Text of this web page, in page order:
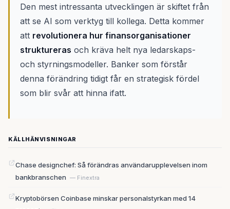
Den mest intressanta utvecklingen är skiftet från
att se AI som verktyg till kollega. Detta kommer
att revolutionera hur finansorganisationer
struktureras och kräva helt nya ledarskaps-
och styrningsmodeller. Banker som förstår
denna förändring tidigt får en strategisk fördel
som blir svår att hinna ifatt.
KÄLLHÄNVISNINGAR
Chase designchef: Så förändras användarupplevelsen inom
bankbranschen — Finextra
Kryptobörsen Coinbase minskar personalstyrkan med 14